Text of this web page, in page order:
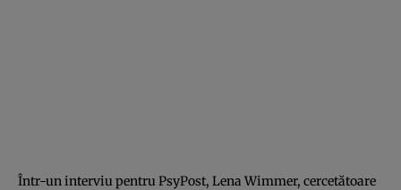
Într-un interviu pentru PsyPost, Lena Wimmer, cercetătoare